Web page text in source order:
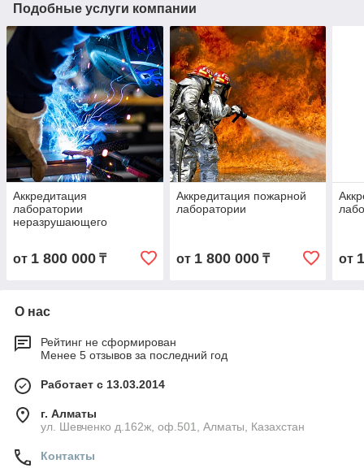
Подобные услуги компании
Аккредитация
лаборатории
неразрушающего
от 1 800 000 ₸
Аккредитация пожарной
лаборатории
от 1 800 000₸ от
О нас
Рейтинг не сформирован
Менее 5 отзывов за последний год
Работает с 13.03.2014
г. Алматы
ул. Шевченко д.162ж, оф.501, Алматы, Казахстан
Контакты